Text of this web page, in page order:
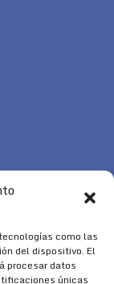
como las
del dispositivo. El
procesar datos
únicas